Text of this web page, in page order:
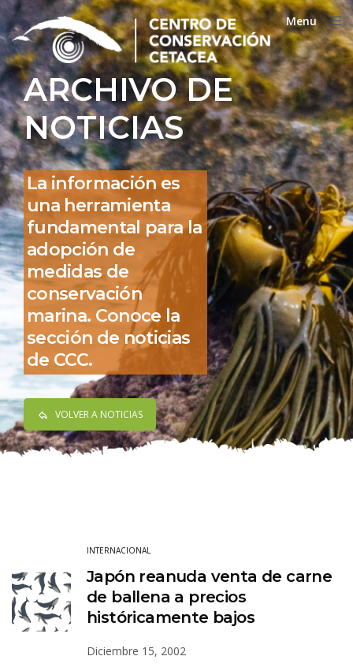
ARCHIVO DE
NOTICIAS
La información es
una herramienta
fundamental para la
adopción de
medidas de
conservación
marina. Conoce la
sección de noticias
de CCC.
VOLVER A NOTICIAS
Menu
Close
INTERNACIONAL
Japón reanuda venta de carne
de ballena a precios
históricamente bajos
Diciembre 15, 2002